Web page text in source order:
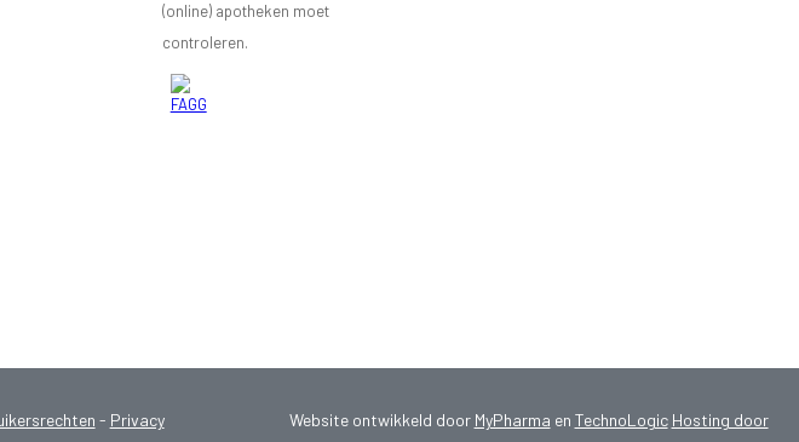
(online) apotheken moet
controleren.
- Privacy Website ontwikkeld door MyPharma en TechnoLogic Hosting door